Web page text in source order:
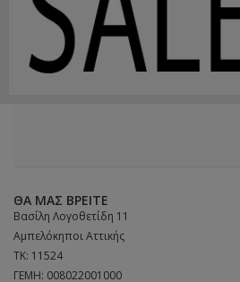
ΘΑ ΜΑΣ ΒΡΕΊΤΕ
Βασίλη Λογοθετίδη 11
Αμπελόκηποι Αττικής
ΤΚ: 11524
ΓΕΜΗ: 008022001000